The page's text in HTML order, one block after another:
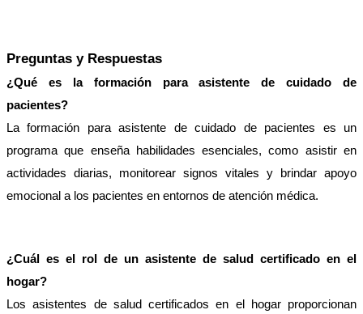
Preguntas y Respuestas
¿Qué es la formación para asistente de cuidado de
pacientes?
La formación para asistente de cuidado de pacientes es un
programa que enseña habilidades esenciales, como asistir en
actividades diarias, monitorear signos vitales y brindar apoyo
emocional a los pacientes en entornos de atención médica.
¿Cuál es el rol de un asistente de salud certificado en el
hogar?
Los asistentes de salud certificados en el hogar proporcionan